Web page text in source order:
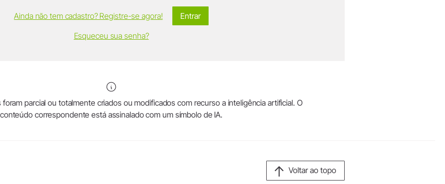
Entrar
Ainda não tem cadastro? Registre-se agora!
Esqueceu sua senha?
parcial ou totalmente criados ou modificados com recurso a inteligência artificial. O
conteúdo correspondente está assinalado com um símbolo de IA.
Voltar ao topo